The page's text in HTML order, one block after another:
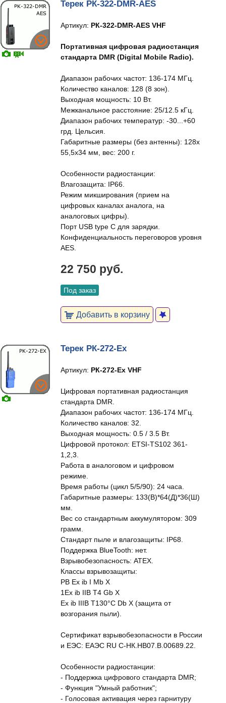
Терек РК-322-DMR-AES
Артикул: РК-322-DMR-AES VHF
Портативная цифровая радиостанция
стандарта DMR (Digital Mobile Radio).
Диапазон рабочих частот: 136-174 МГц.
Количество каналов: 128 (8 зон).
Выходная мощность: 10 Вт.
Межканальное расстояние: 25/12.5 кГц.
Диапазон рабочих температур: -30...+60
грд. Цельсия.
Габаритные размеры (без антенны): 128x
55,5x34 мм, вес: 200 г.
Особенности радиостанции:
Влагозащита: IP66.
Режим микширования (прием на
цифровых каналах аналога, на
аналоговых цифры).
Порт USB type C для зарядки.
Конфиденциальность переговоров уровня
AES.
22 750 руб.
Под заказ
Добавить в корзину
Терек РК-272-Ex
Артикул: РК-272-Ex VHF
Цифровая портативная радиостанция
стандарта DMR.
Диапазон рабочих частот: 136-174 МГц.
Количество каналов: 32.
Выходная мощность: 0.5 / 3.5 Вт.
Цифровой протокол: ETSI-TS102 361-
1,2,3.
Работа в аналоговом и цифровом
режиме.
Время работы (цикл 5/5/90): 24 часа.
Габаритные размеры: 133(В)*64(Д)*36(Ш)
мм.
Вес со стандартным аккумулятором: 309
грамм.
Стандарт пыле и влагозащиты: IP68.
Поддержка BlueTooth: нет.
Взрывобезопасность: ATEX.
Классы взрывозащиты:
РB Ex ib I Mb X
1Ex ib IIB T4 Gb X
Ex ib IIIB Т130°C Db X (защита от
возгорания пыли).
Сертификат взрывобезопасности в России
и ЕЭС: ЕАЭС RU C-НК.НВ07.В.00689.22.
Особенности радиостанции:
- Поддержка цифрового стандарта DMR;
- Функция "Умный работник";
- Голосовая активация через гарнитуру